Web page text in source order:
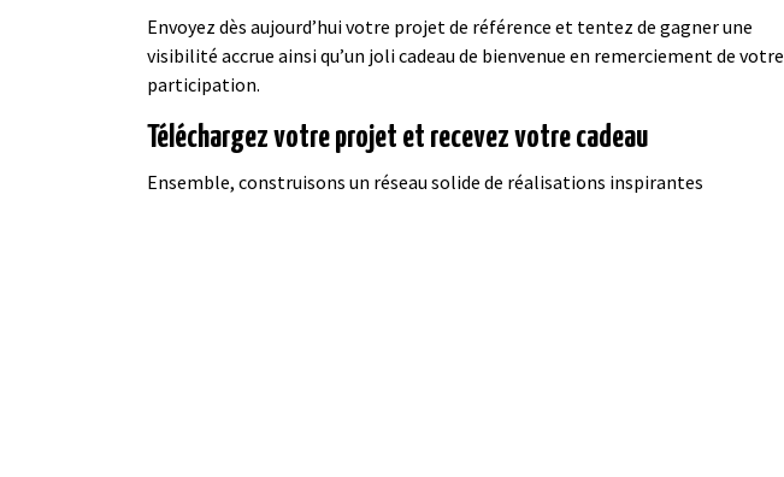
Envoyez dès aujourd’hui votre projet de référence et tentez de gagner une
visibilité accrue ainsi qu’un joli cadeau de bienvenue en remerciement de votre
participation.
Téléchargez votre projet et recevez votre cadeau
Ensemble, construisons un réseau solide de réalisations inspirantes